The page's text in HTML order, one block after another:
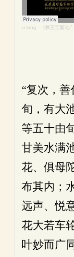
ci long · 《教王宝鬘论
“复次，
旬，有大
等五十由
甘美水满
花、俱母
布其内；
远声、悦
花大若车
叶妙而广